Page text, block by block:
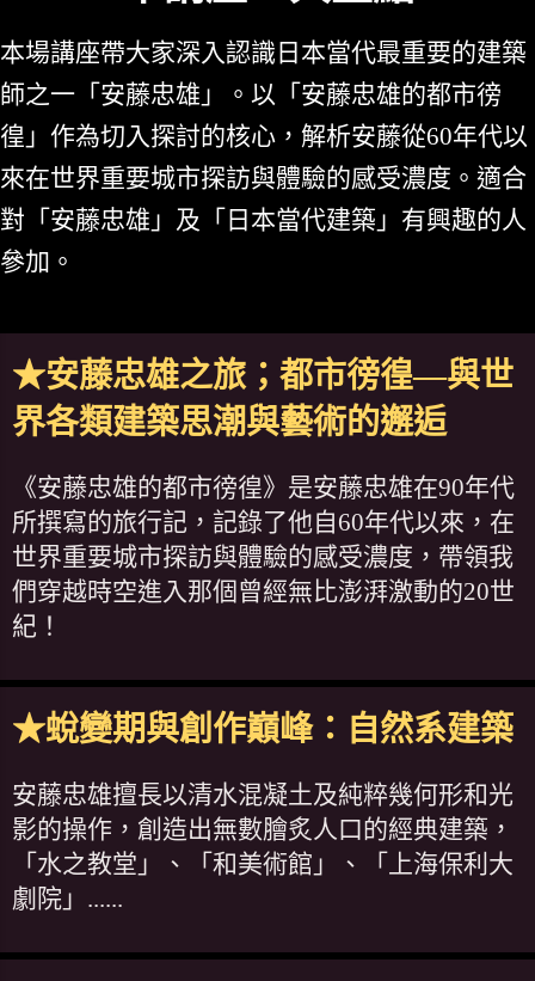
本場講座帶大家深入認識日本當代最重要的建築
師之一「安藤忠雄」。以「安藤忠雄的都市徬
徨」作為切入探討的核心，解析安藤從60年代以
來在世界重要城市探訪與體驗的感受濃度。適合
對「安藤忠雄」及「日本當代建築」有興趣的人
參加。
★安藤忠雄之旅；都市徬徨—與世
界各類建築思潮與藝術的邂逅
《安藤忠雄的都市徬徨》是安藤忠雄在90年代
所撰寫的旅行記，記錄了他自60年代以來，在
世界重要城市探訪與體驗的感受濃度，帶領我
們穿越時空進入那個曾經無比澎湃激動的20世
紀！
★蛻變期與創作巔峰：自然系建築
安藤忠雄擅長以清水混凝土及純粹幾何形和光
影的操作，創造出無數膾炙人口的經典建築，
「水之教堂」、「和美術館」、「上海保利大
劇院」......